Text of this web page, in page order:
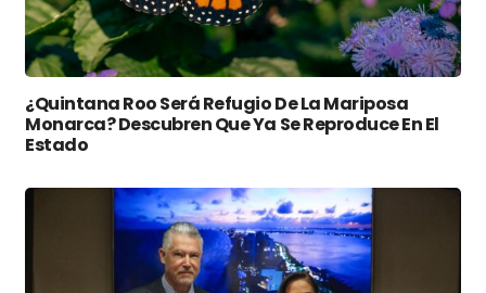
¿Quintana Roo Será Refugio De La Mariposa
Monarca? Descubren Que Ya Se Reproduce En El
Estado